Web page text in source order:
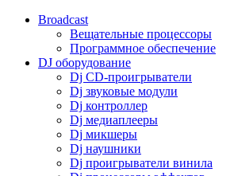
Broadcast
Вещательные процессоры
Программное обеспечение
DJ оборудование
Dj CD-проигрыватели
Dj звуковые модули
Dj контроллер
Dj медиаплееры
Dj микшеры
Dj наушники
Dj проигрыватели винила